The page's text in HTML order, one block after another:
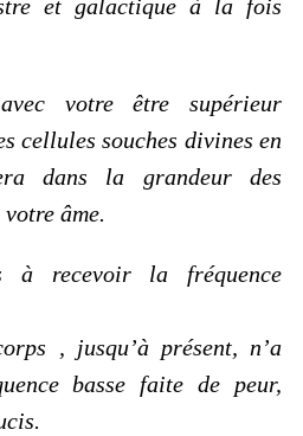
et galactique à la fois
votre être supérieur
cellules souches divines en
dans la grandeur des
âme.
à recevoir la fréquence
, jusqu’à présent, n’a
basse faite de peur,